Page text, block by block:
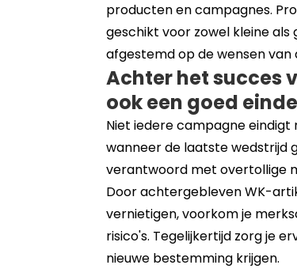
producten en campagnes.
geschikt voor zowel kleine
afgestemd op de wensen
Achter het succes
ook een goed einde
Niet iedere campagne
wanneer de laatste wedstrijd
verantwoord met overtollige
Door achtergebleven WK-
vernietigen, voorkom je
risico's. Tegelijkertijd zorg je
nieuwe bestemming krijgen.